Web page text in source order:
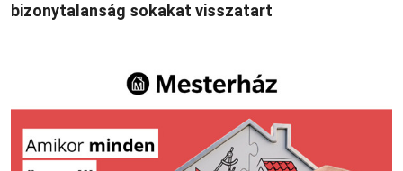
bizonytalanság sokakat visszatart